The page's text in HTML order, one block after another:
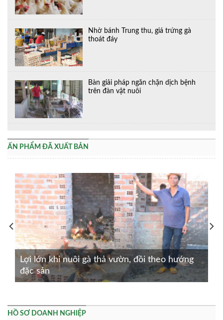
Nhờ bánh Trung thu, giá trứng gà
thoát đáy
Bàn giải pháp ngăn chặn dịch bệnh
trên đàn vật nuôi
ẤN PHẨM ĐÃ XUẤT BẢN
Lợi lớn khi nuôi gà thả vườn, đồi theo hướng
đặc sản
HỒ SƠ DOANH NGHIỆP